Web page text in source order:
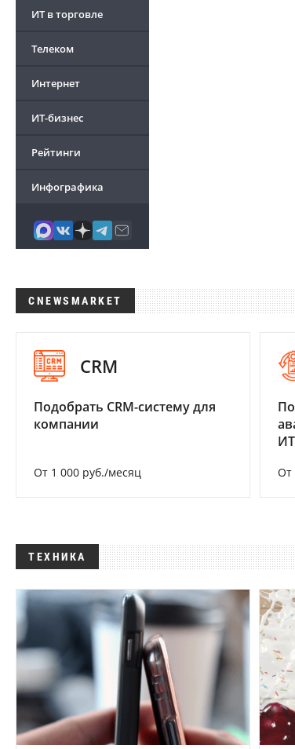
ИТ в торговле
Телеком
Интернет
ИТ-бизнес
Рейтинги
Инфографика
CNEWSMARKET
CRM
Подобрать CRM-систему для
компании
От 1 000 руб./месяц От
ТЕХНИКА